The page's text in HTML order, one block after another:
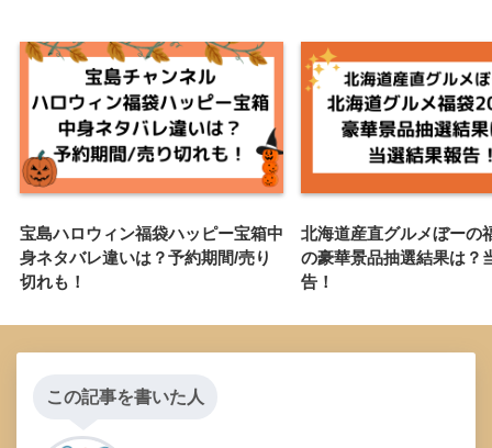
宝島ハロウィン福袋ハッピー宝箱中
身ネタバレ違いは？予約期間/売り
切れも！
北海道産直グルメぼーの
の豪華景品抽選結果は？
告！
この記事を書いた人